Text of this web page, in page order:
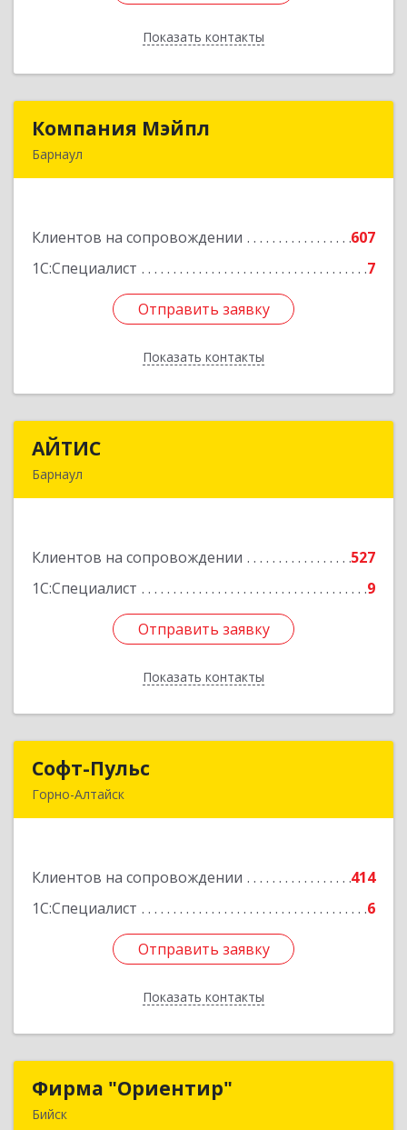
Показать контакты
Назад
Компания Мэйпл
Барнаул
Клиентов на сопровождении
607
1С:Специалист
7
Отправить заявку
Показать контакты
Компания Мэйпл
Подробнее
Отправить заявку
Назад
АЙТИС
Барнаул
Клиентов на сопровождении
527
1С:Специалист
9
Отправить заявку
Показать контакты
Подробнее
Отправить заявку
Назад
Софт-Пульс
Горно-Алтайск
Клиентов на сопровождении
414
1С:Специалист
6
Отправить заявку
Показать контакты
Подробнее
Отправить заявку
Назад
Фирма "Ориентир"
Бийск
Фирма "Ориентир"